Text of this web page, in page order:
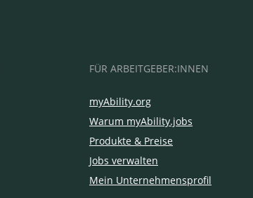
FÜR ARBEITGEBER:INNEN
myAbility.org
Warum myAbility.jobs
Produkte & Preise
Jobs verwalten
Mein Unternehmensprofil